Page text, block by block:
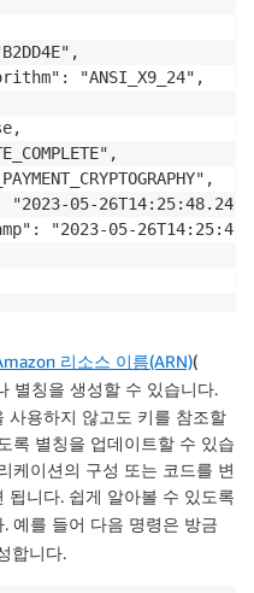
"ANSI_X9_24",
"2023-05-
"2023-05-
리소스 이름(ARN)(
별칭을 생성할 수 있습니다.
사용하지 않고도 키를 참조할
록 별칭을 업데이트할 수 있습
케이션의 구성 또는 코드를 변
됩니다. 쉽게 알아볼 수 있도록
. 예를 들어 다음 명령은 방금
합니다.